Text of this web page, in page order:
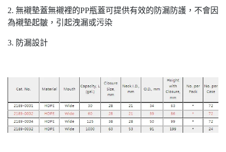
2. 無襯墊蓋無襯裡的PP瓶蓋可提供有效的防漏防護，不會因
為襯墊起皺，引起洩漏或污染
3. 防漏設計